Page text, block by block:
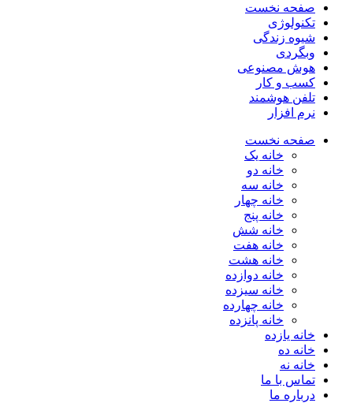
صفحه نخست
تکنولوژی
شیوه زندگی
وبگردی
هوش مصنوعی
کسب و کار
تلفن هوشمند
نرم افزار
صفحه نخست
خانه یک
خانه دو
خانه سه
خانه چهار
خانه پنج
خانه شش
خانه هفت
خانه هشت
خانه دوازده
خانه سیزده
خانه چهارده
خانه پانزده
خانه یازده
خانه ده
خانه نه
تماس با ما
درباره ما